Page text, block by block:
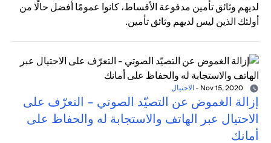
لديهم وثائق تأمين مدفوعة الأقساط، كانوا عمومًا أفضل حالًا من
أولئك الذين ليس لديهم وثائق تأمين.
- الاحتيال
إزالة الغموض عن التصيّد الصوتي - التعرّف على
الاحتيال عبر الهاتف والاستجابة له والحفاظ على
أمانك